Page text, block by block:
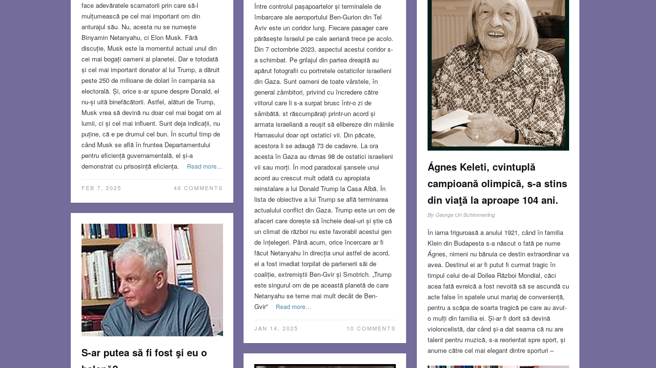
face adevăratele scamatorii prin care să-l
mulțumească pe cel mai important om din
anturajul său. Nu, acesta nu se numește
Binyamin Netanyahu, ci Elon Musk. Fără
discuție, Musk este la momentul actual unul din
cei mai bogați oameni ai planetei. Dar e totodată
și cel mai important donator al lui Trump, a dăruit
peste 250 de milioane de dolari în campania sa
electorală. Și, orice s-ar spune despre Donald, el
nu-și uită binefăcătorii. Astfel, alături de Trump,
Musk vrea să devină nu doar cel mai bogat om al
lumii, ci și cel mai influent. Sunt deja indicații, nu
puține, că e pe drumul cel bun. În scurtul timp de
când Musk se află în fruntea Departamentului
pentru eficiență guvernamentală, el și-a
demonstrat cu prisosință eficiența.
Read more…
FEB 7, 2025 46 COMMENTS
Între controlul pașapoartelor și terminalele de
îmbarcare ale aeroportului Ben-Gurion din Tel
Aviv este un coridor lung. Fiecare pasager care
părăsește Israelul pe cale aeriană trece pe acolo.
Din 7 octombrie 2023, aspectul acestui coridor s-
a schimbat. Pe grilajul din partea dreaptă au
apărut fotografii cu portretele ostaticilor israelieni
din Gaza. Sunt oameni de toate vârstele, în
general zâmbitori, privind cu încredere către
viitorul care li s-a surpat brusc într-o zi de
sâmbătă. st răscumpărați printr-un acord și
armata israeliană a reușit să elibereze din mâinile
Hamasului doar opt ostatici vii. Din păcate,
acestora li se adaugă 73 de cadavre. La ora
acesta în Gaza au rămas 98 de ostatici israelieni
vii sau morți. În mod paradoxal șansele unui
acord au crescut mult odată cu apropiata
reinstalare a lui Donald Trump la Casa Albă. În
lista de obiective a lui Trump se află terminarea
actualului conflict din Gaza. Trump este un om de
afaceri care dorește să încheie deal-uri și știe că
un climat de război nu este favorabil acestui gen
de înțelegeri. Până acum, orice încercare ar fi
făcut Netanyahu în direcția unui astfel de acord,
el a fost imediat torpilat de partenerii săi de
coaliție, extremiștii Ben-Gvir și Smotrich. „Trump
este singurul om de pe această planetă de care
Netanyahu se teme mai mult decât de Ben-
Gvir”
Read more…
JAN 14, 2025 10 COMMENTS
Ágnes Keleti, cvintuplă
campioană olimpică, s-a stins
din viaţă la aproape 104 ani.
By George Uri Schimmerling
În iarna friguroasă a anului 1921, când în familia
Klein din Budapesta s-a născut o fată pe nume
Ágnes, nimeni nu bănuia ce destin extraordinar va
avea. Destinul ei ar fi putut fi curmat tragic în
timpul celui de-al Doilea Război Mondial, căci
acea fată evreică a fost nevoită să se ascundă cu
acte false în spatele unui mariaj de conveniență,
pentru a scăpa de soarta tragică pe care au avut-
o mulți din familia ei. Și-ar fi dorit să devină
violoncelistă, dar când și-a dat seama că nu are
talent pentru muzică, s-a reorientat spre sport, și
anume către cel mai elegant dintre sporturi –
S-ar putea să fi fost şi eu o